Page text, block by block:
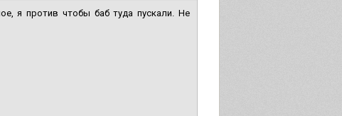
я против чтобы баб туда пускали. Не